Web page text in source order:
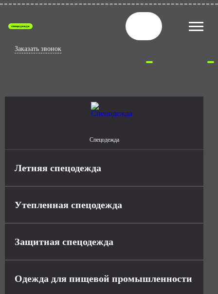
спецодежда
Заказать звонок
Спецодежда
Летняя спецодежда
Утепленная спецодежда
Защитная спецодежда
Одежда для пищевой промышленности